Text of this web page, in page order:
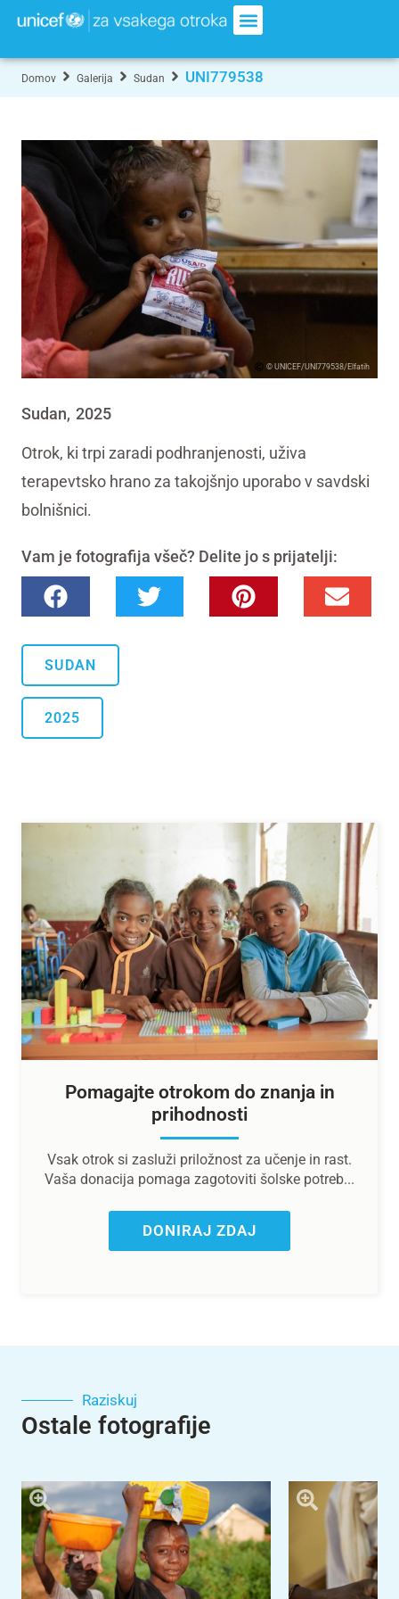
Domov Galerija Sudan UNI779538
© UNICEF/UNI779538/Elfatih
Sudan, 2025
Otrok, ki trpi zaradi podhranjenosti, uživa
terapevtsko hrano za takojšnjo uporabo v savdski
bolnišnici.
Vam je fotografija všeč? Delite jo s prijatelji:
SUDAN
2025
Pomagajte otrokom do znanja in
prihodnosti
Vsak otrok si zasluži priložnost za učenje in rast.
Vaša donacija pomaga zagotoviti šolske potreb...
DONIRAJ ZDAJ
Raziskuj
Ostale fotografije